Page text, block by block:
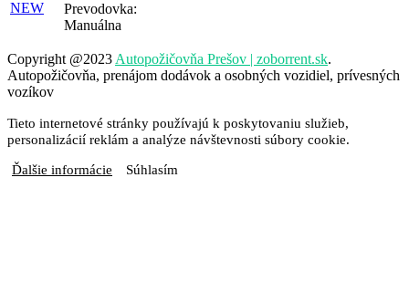
Prevodovka:
Manuálna
Copyright @2023 Autopožičovňa Prešov | zoborrent.sk.
Autopožičovňa, prenájom dodávok a osobných vozidiel, prívesných
vozíkov
Tieto internetové stránky používajú k poskytovaniu služieb,
personalizácií reklám a analýze návštevnosti súbory cookie.
Ďalšie informácie Súhlasím